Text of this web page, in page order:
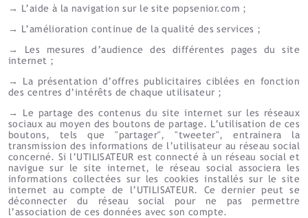
→ L’aide à la navigation sur le site popsenior.com ;
→ L’amélioration continue de la qualité des services ;
→ Les mesures d’audience des différentes pages du site
internet ;
→ La présentation d’offres publicitaires ciblées en fonction
des centres d’intérêts de chaque utilisateur ;
→ Le partage des contenus du site internet sur les réseaux
sociaux au moyen des boutons de partage. L’utilisation de ces
boutons, tels que "partager", "tweeter", entrainera la
transmission des informations de l’utilisateur au réseau social
concerné. Si l’UTILISATEUR est connecté à un réseau social et
navigue sur le site internet, le réseau social associera les
informations collectées sur les cookies installés sur le site
internet au compte de l’UTILISATEUR. Ce dernier peut se
déconnecter du réseau social pour ne pas permettre
l’association de ces données avec son compte.